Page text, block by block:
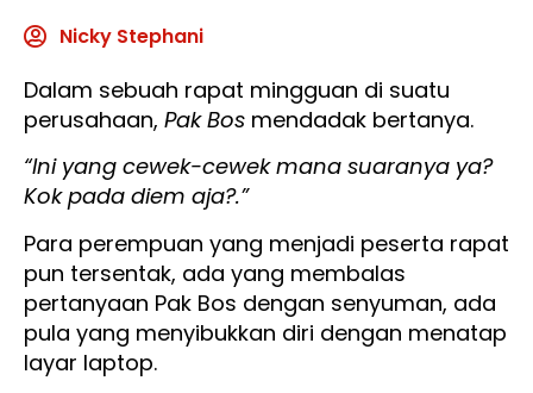
Nicky Stephani
Dalam sebuah rapat mingguan di suatu
perusahaan, Pak Bos mendadak bertanya.
“Ini yang cewek-cewek mana suaranya ya?
Kok pada diem aja?.”
Para perempuan yang menjadi peserta rapat
pun tersentak, ada yang membalas
pertanyaan Pak Bos dengan senyuman, ada
pula yang menyibukkan diri dengan menatap
layar laptop.